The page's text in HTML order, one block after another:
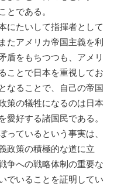
とである。
にたいして指揮者として
たアメリカ帝国主義を利
盾をもちつつも、アメリ
ことで日本を重視してお
なることで、自己の帝国
策の犠牲になるのは日本
愛好する諸国民である。
ているという事実は、
政策の積極的な道に立
争への戦略体制の重要な
でいることを証明してい